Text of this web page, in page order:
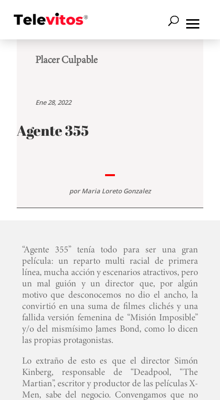
Placer Culpable
Ene 28, 2022
Agente 355
porMaria Loreto Gonzalez
“Agente 355” tenía todo para ser una gran
película: un reparto multi racial de primera
línea, mucha acción y escenarios atractivos, pero
un mal guión y un director que, por algún
motivo que desconocemos no dio el ancho, la
convirtió en una suma de filmes clichés y una
fallida versión femenina de “Misión Imposible”
y/o del mismísimo James Bond, como lo dicen
las propias protagonistas.
Lo extraño de esto es que el director Simón
Kinberg, responsable de “Deadpool, “The
Martian”, escritor y productor de las películas X-
Men, sabe del negocio. Convengamos que no